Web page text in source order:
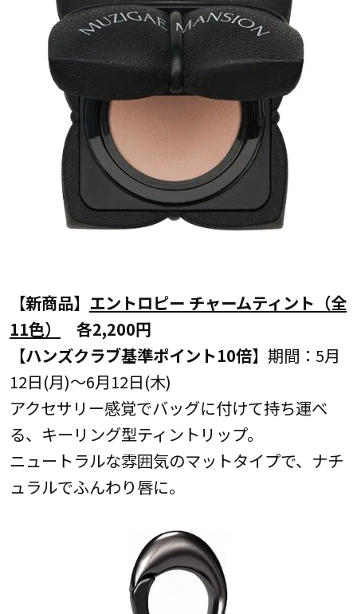
【新商品】 エントロピー チャームティント（全
11色）
各2,200円
【ハンズクラブ基準ポイント10倍】 期間：5月
12日(月)～6月12日(木)
アクセサリー感覚でバッグに付けて持ち運べ
る、キーリング型ティントリップ。
ニュートラルな雰囲気のマットタイプで、ナチ
ュラルでふんわり唇に。